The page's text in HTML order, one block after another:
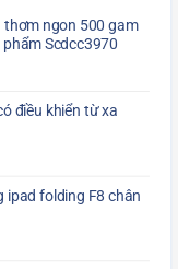
thơm ngon 500 gam
Scdcc3970
điều khiển từ xa
ipad folding F8 chân